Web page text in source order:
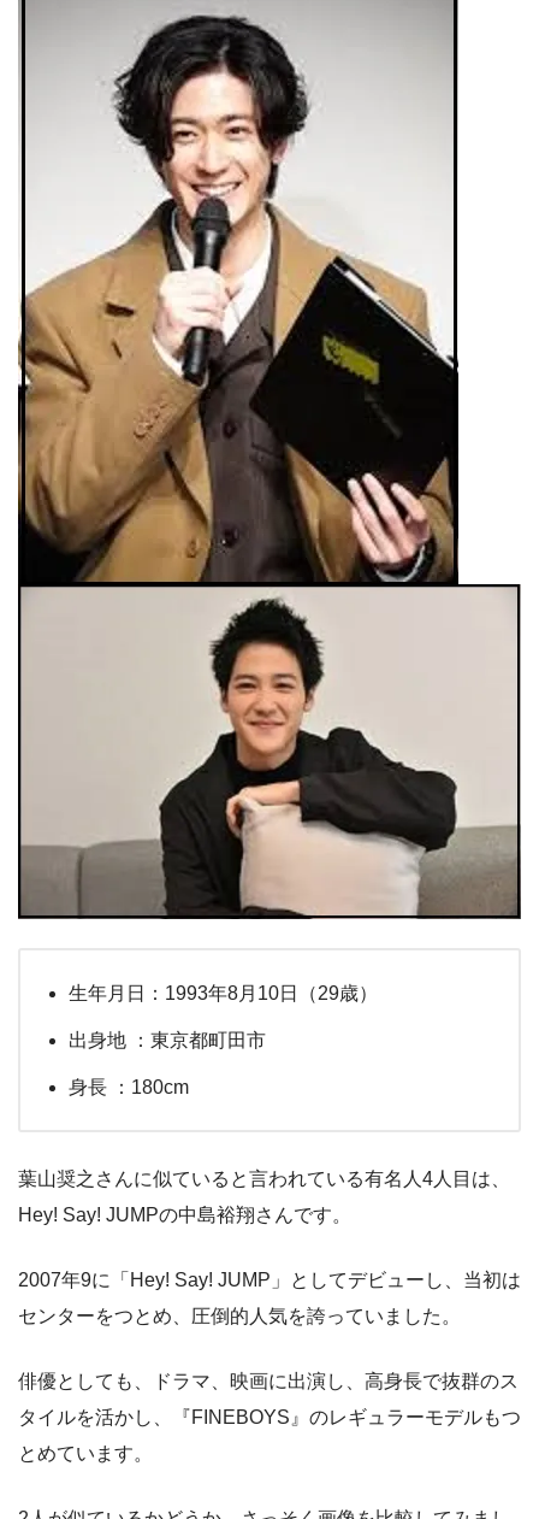
生年月日：1993年8月10日（29歳）
出身地 ：東京都町田市
身長 ：180cm
葉山奨之さんに似ていると言われている有名人4人目は、
Hey! Say! JUMPの中島裕翔さんです。
2007年9に「Hey! Say! JUMP」としてデビューし、当初は
センターをつとめ、圧倒的人気を誇っていました。
俳優としても、ドラマ、映画に出演し、高身長で抜群のス
タイルを活かし、『FINEBOYS』のレギュラーモデルもつ
とめています。